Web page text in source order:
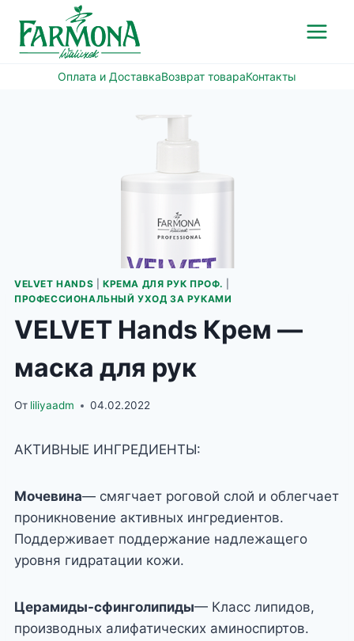
содержимому
Оплата и ДоставкаВозврат товараКонтакты
VELVET HANDS КРЕМА ДЛЯ РУК ПРОФ.
ПРОФЕССИОНАЛЬНЫЙ УХОД ЗА РУКАМИ
VELVET Hands Крем —
маска для рук
От liliyaadm 04.02.2022
АКТИВНЫЕ ИНГРЕДИЕНТЫ:
Мочевина— смягчает роговой слой и облегчает
проникновение активных ингредиентов.
Поддерживает поддержание надлежащего
уровня гидратации кожи.
Церамиды-сфинголипиды— Класс липидов,
производных алифатических аминоспиртов.